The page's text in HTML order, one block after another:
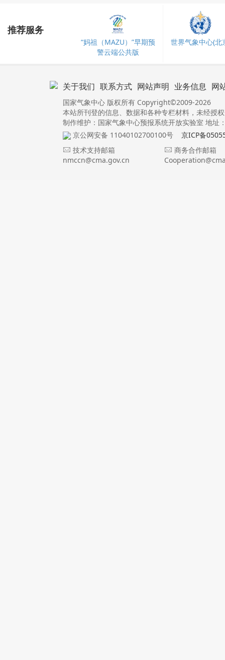
推荐服务
“妈祖（MAZU）”早期预
警云端公共版
世界气象中心(北
关于我们 联系方式 网站声明 业务信息 网
国家气象中心 版权所有 Copyright©2009-2026
本站所刊登的信息、数据和各种专栏材料，未经授
制作维护：国家气象中心预报系统开放实验室 地址
京公网安备 11040102700100号
京ICP备
技术支持邮箱
nmccn@cma.gov.cn
商务合作邮箱